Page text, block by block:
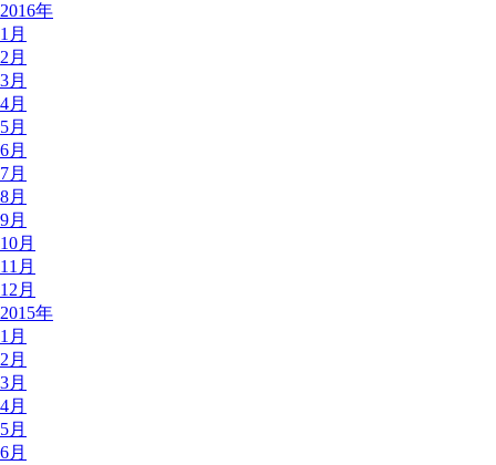
2016年
1月
2月
3月
4月
5月
6月
7月
8月
9月
10月
11月
12月
2015年
1月
2月
3月
4月
5月
6月